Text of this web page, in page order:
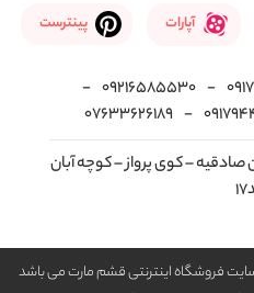
آپارات پینترست
-
09216585530
-
-
07633626189
صادقیه – کوی پرواز – کوچه آبان
فروشگاه اینترنتی قشم مارت می باشد